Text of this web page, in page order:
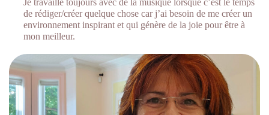
Je travaille toujours avec de la musique lorsque c’est le temps
de rédiger/créer quelque chose car j’ai besoin de me créer un
environnement inspirant et qui génère de la joie pour être à
mon meilleur.